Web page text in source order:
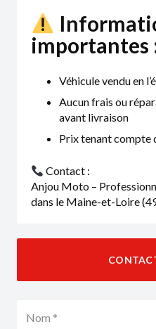
importantes
Véhicule vendu en
Aucun frais ou
avant livraison
Prix tenant compte
Contact :
Anjou Moto –
dans le Maine-et-Loire